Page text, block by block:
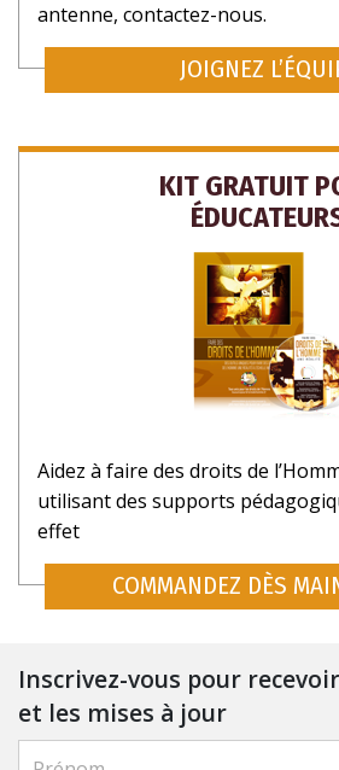
antenne, contactez-nous.
JOIGNEZ
KIT GRATUIT
Aidez à faire des droits de
utilisant des supports
effet
COMMANDEZ DÈS
Inscrivez-vous pour
et les mises à jour